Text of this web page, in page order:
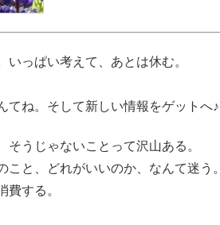
っぱい考えて、あとは休む。
てね。そして新しい情報をゲットへ♪
うじゃないことって沢山ある。
と、どれがいいのか、なんて迷う。
費する。